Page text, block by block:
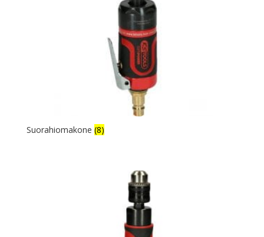
Suorahiomakone (8)